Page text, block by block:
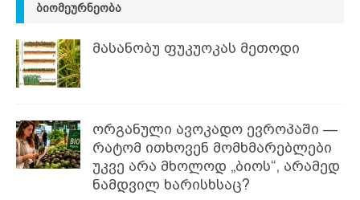
ᲑᲘᲝᲛᲔᲣᲠᲜᲔᲝᲑᲐ
მასანობუ ფუკუოკას მეთოდი
ორგანული ავოკადო ევროპაში —
რატომ ითხოვენ მომხმარებლები
უკვე არა მხოლოდ „ბიოს“, არამედ
ნამდვილ ხარისხსაც?